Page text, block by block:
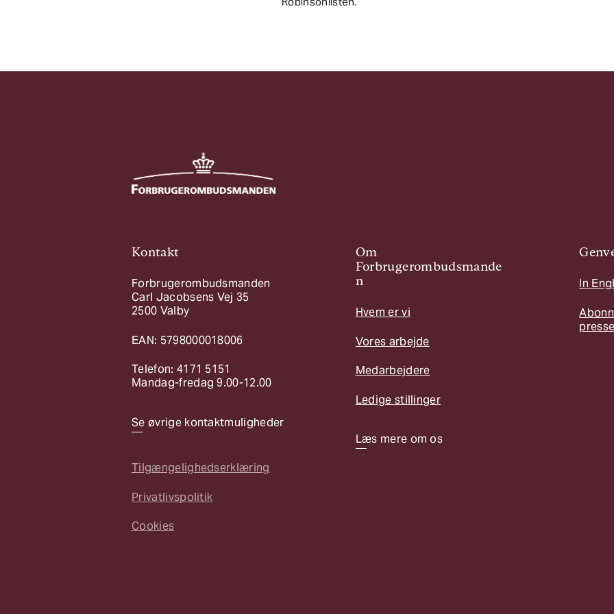
Kontakt
Forbrugerombudsmanden
Carl Jacobsens Vej 35
2500 Valby
EAN: 5798000018006
Telefon: 4171 5151
Mandag-fredag 9.00-12.00
Se øvrige kontaktmuligheder
Tilgængelighedserklæring
Privatlivspolitik
Cookies
Om
Forbrugerombudsmande
n
Hvem er vi
Vores arbejde
Medarbejdere
Ledige stillinger
Læs mere om os
In